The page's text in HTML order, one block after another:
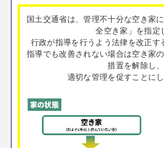
国土交通省は、管理不十分な空き家
全空き家」を指定
行政が指導を行うよう法律を改正す
指導でも改善されない場合は空き家
措置を解除し、
適切な管理を促すことにし